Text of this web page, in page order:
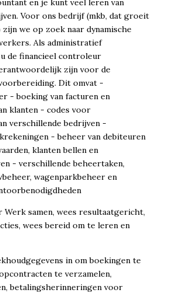
en je kunt veel leren van
Voor ons bedrijf (mkb, dat groeit
we op zoek naar dynamische
Als administratief
de financieel controleur
zijn voor de
Dit omvat -
- boeking van facturen en
klanten - codes voor
verschillende bedrijven -
- beheer van debiteuren
klanten bellen en
- verschillende beheertaken,
wagenparkbeheer en
samen, wees resultaatgericht,
wees bereid om te leren en
in om boekingen te
te verzamelen,
betalingsherinneringen voor